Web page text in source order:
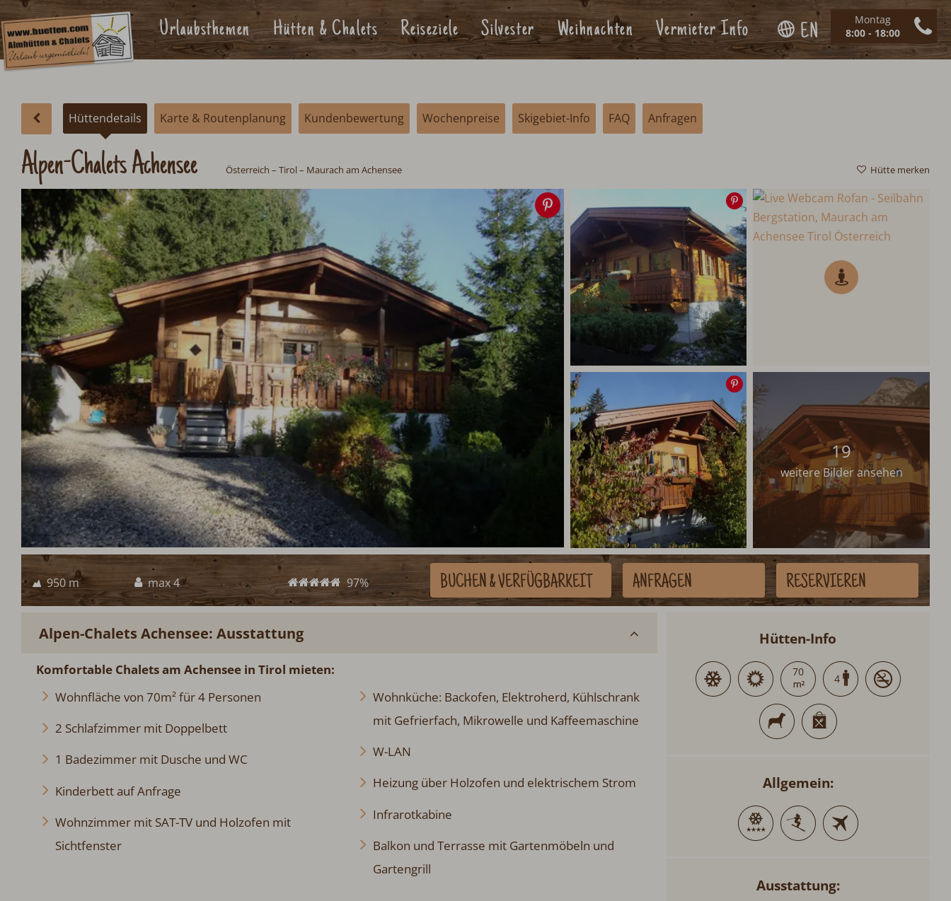
Montag
8:00 - 18:00
Urlaubsthemen Hütten & Chalets Reiseziele Silvester Weihnachten Vermieter Info EN
Hüttendetails Karte & Routenplanung Kundenbewertung Wochenpreise Skigebiet-Info FAQ Anfragen
Hütte merken
Alpen-Chalets Achensee Österreich – Tirol– Maurach am Achensee
Speichern Speichern
Speichern
19
weitere Bilder ansehen
950 m max 4 97% BUCHEN& VERFÜGBARKEIT ANFRAGEN RESERVIEREN
Alpen-Chalets Achensee: Ausstattung
Komfortable Chalets am Achensee in Tirol mieten:
Wohnfläche von 70m² für 4 Personen
2 Schlafzimmer mit Doppelbett
1 Badezimmer mit Dusche und WC
Kinderbett auf Anfrage
Wohnzimmer mit SAT-TV und Holzofen mit
Sichtfenster
Wohnküche: Backofen, Elektroherd, Kühlschrank
mit Gefrierfach, Mikrowelle und Kaffeemaschine
W-LAN
Heizung über Holzofen und elektrischem Strom
Infrarotkabine
Balkon und Terrasse mit Gartenmöbeln und
Gartengrill
Hütten-Info
70
4
Allgemein:
Ausstattung: